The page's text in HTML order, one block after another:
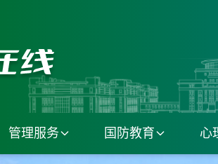
管理服务 国防教育 心